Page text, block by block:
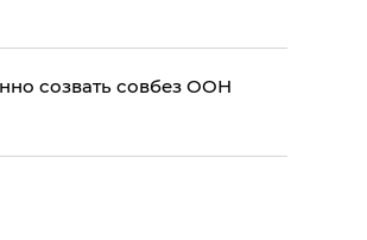
созвать совбез ООН